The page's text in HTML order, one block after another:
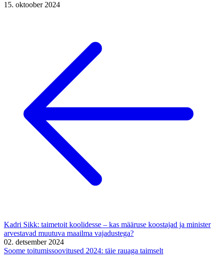
15. oktoober 2024
Kadri Sikk: taimetoit koolidesse – kas määruse koostajad ja minister
arvestavad muutuva maailma vajadustega?
02. detsember 2024
Soome toitumissoovitused 2024: täie rauaga taimselt